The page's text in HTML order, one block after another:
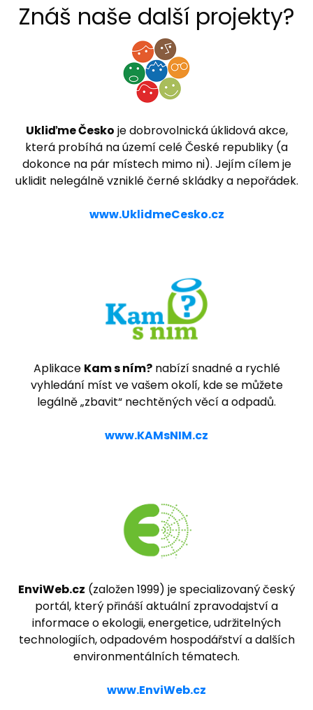
Znáš naše další projekty?
Ukliďme Česko je dobrovolnická úklidová akce,
která probíhá na území celé České republiky (a
dokonce na pár místech mimo ni). Jejím cílem je
uklidit nelegálně vzniklé černé skládky a nepořádek.
www.UklidmeCesko.cz
Aplikace Kam s ním?nabízí snadné a rychlé
vyhledání míst ve vašem okolí, kde se můžete
legálně „zbavit“ nechtěných věcí a odpadů.
www.KAMsNIM.cz
EnviWeb.cz (založen 1999) je specializovaný český
portál, který přináší aktuální zpravodajství a
informace o ekologii, energetice, udržitelných
technologiích, odpadovém hospodářství a dalších
environmentálních tématech.
www.EnviWeb.cz